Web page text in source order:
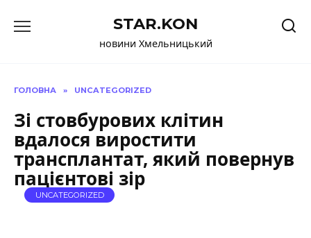
до
STAR.KON
новини Хмельницький
ГОЛОВНА » UNCATEGORIZED
Зі стовбурових клітин
вдалося виростити
трансплантат, який повернув
пацієнтові зір
UNCATEGORIZED